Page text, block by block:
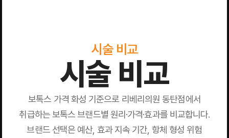
시술 비교
시술 비교
보톡스 가격 화성 기준으로 리베리의원 동탄점에서
취급하는 보톡스 브랜드별 원리·가격·효과를 비교합니다.
브랜드 선택은 예산, 효과 지속 기간, 항체 형성 위험